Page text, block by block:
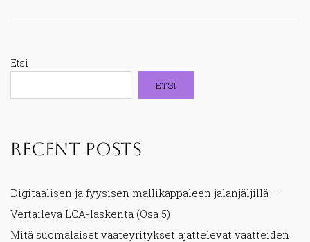
Etsi
ETSI
Recent Posts
Digitaalisen ja fyysisen mallikappaleen jalanjäljillä –
Vertaileva LCA-laskenta (Osa 5)
Mitä suomalaiset vaateyritykset ajattelevat vaatteiden